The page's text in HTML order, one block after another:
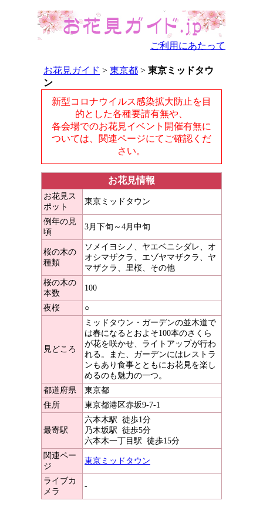
ご利用にあたって
お花見ガイド > 東京都 > 東京ミッドタウ
ン
新型コロナウイルス感染拡大防止を目
的とした各種要請有無や、
各会場でのお花見イベント開催有無に
ついては、関連ページにてご確認くだ
さい。
お花見情報
お花見ス
ポット
東京ミッドタウン
例年の見
頃
3月下旬～4月中旬
桜の木の
種類
ソメイヨシノ、ヤエベニシダレ、オ
オシマザクラ、エゾヤマザクラ、ヤ
マザクラ、里桜、その他
桜の木の
本数
100
夜桜 ○
見どころ
ミッドタウン・ガーデンの並木道で
は春になるとおよそ100本のさくら
が花を咲かせ、ライトアップが行わ
れる。また、ガーデンにはレストラ
ンもあり食事とともにお花見を楽し
めるのも魅力の一つ。
都道府県
東京都
住所
東京都港区赤坂9-7-1
最寄駅
六本木駅 徒歩1分
乃木坂駅 徒歩5分
六本木一丁目駅 徒歩15分
関連ペー
ジ
東京ミッドタウン
ライブカ
メラ
-